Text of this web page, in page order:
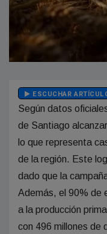
ESCUCHAR
Según datos
de Santiago
lo que representa
de la región. Este
dado que la
Además, el 90% de
a la producción
con 496 millones de